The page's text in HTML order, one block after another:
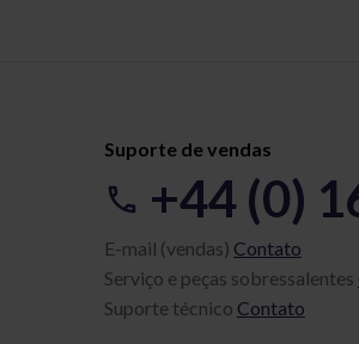
Suporte de vendas
+44 (0)
E-mail (vendas) Contato
Serviço e peças sobressalentes
Suporte técnico Contato